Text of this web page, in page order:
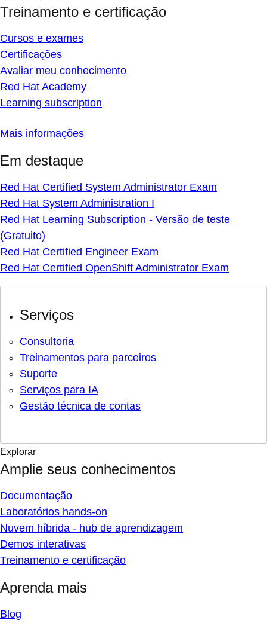
Treinamento e certificação
Cursos e exames
Certificações
Avaliar meu conhecimento
Red Hat Academy
Learning subscription
Mais informações
Em destaque
Red Hat Certified System Administrator Exam
Red Hat System Administration I
Red Hat Learning Subscription - Versão de teste
(Gratuito)
Red Hat Certified Engineer Exam
Red Hat Certified OpenShift Administrator Exam
Serviços
Consultoria
Treinamentos para parceiros
Suporte
Serviços para IA
Gestão técnica de contas
Explorar
Amplie seus conhecimentos
Documentação
Laboratórios hands-on
Nuvem híbrida - hub de aprendizagem
Demos interativas
Treinamento e certificação
Aprenda mais
Blog